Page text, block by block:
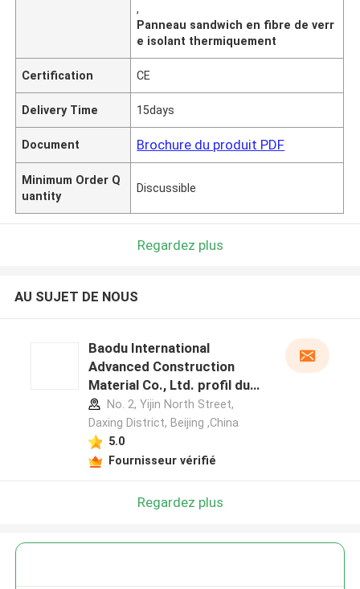
,
Panneau sandwich en fibre de verr
e isolant thermiquement
Certification CE
Delivery Time 15days
Document Brochure du produit PDF
Minimum Order Q
uantity
Discussible
Regardez plus
AU SUJET DE NOUS
Baodu International
Advanced Construction
Material Co., Ltd. profil du
fabricant
No. 2, Yijin North Street,
Daxing District, Beijing ,China
5.0
Fournisseur vérifié
Regardez plus